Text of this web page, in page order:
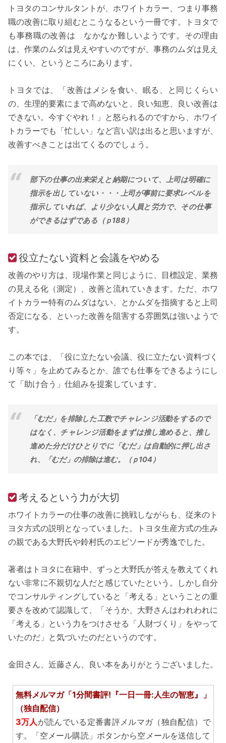
トヨタのコンサルタントが、ホワイトカラー、つまり事務
職の改善に取り組むとこうなるという一冊です。トヨタで
も事務職の改善は なかなか難しいようです。その理由
は、作業のムダは見えやすいのですが、事務のムダは見え
にくい、というところにあります。
トヨタでは、「改善はメシを食い、眠る、と同じくらい
の、生理的要素にまで高めないと、良い知恵、良い改善は
できない。今すぐやれ！」と怒られるのですから、ホワイ
トカラーでも「忙しい」など言い訳は出ると思いますが、
改善すべきことは出てくるのでしょう。
部下の仕事の出来栄えと納期について、上司は明確に
指示を出していない・・・上司が事前に要求レベルを
指示していれば、より少ない人員と労力で、その仕事
ができるはずである（ｐ188）
役立たない資料と会議をやめる
改善のやり方は、現場作業と同じように、目標設定、業務
の見える化（測定）、改善と流れていきます。ただ、ホワ
イトカラー特有のムダはない、とかムダを指摘すると上司
否定になる、といった改善を阻害する雰囲気は強いようで
す。
この本では、「役に立たない会議、役に立たない資料づく
り等々」を止めてみるとか、誰でも仕事をできるようにし
て「助け合う」仕組みを提案しています。
「むだ」を排除した工数でチャレンジ活動をするので
はなく、チャレンジ活動をまずは推し進めると、推し
進めた分だけひとりでに「むだ」は自動的に押し出さ
れ、「むだ」の排除は進む。（ｐ104）
考えるという力が大切
ホワイトカラーの仕事の改善に挑戦しながらも、従来のト
ヨタ方式の説明となっていました。トヨタ生産方式の生み
の親である大野氏や鈴村氏のエピソードが秀逸でした。
著者はトヨタに在籍中、ずっと大野氏が答えを教えてくれ
ない非常に不親切な人だと感じていたという。しかし自分
でコンサルティングしていると「考える」ということの重
要さを改めて認識して、「そうか、大野さんはわれわれに
「考える」という力をつけさせる「人財づくり」をやって
いたのだ」と気づいたのだというのです。
金田さん、近藤さん、良い本をありがとうございました。
無料メルマガ「1分間書評!『一日一冊:人生の智恵』」
（独自配信）
3万人 が読んでいる定番書評メルマガ（独自配信）で
す。「空メール購読」ボタンから空メールを送信して